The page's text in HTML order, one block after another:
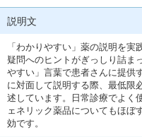
説明文
「わかりやすい」薬の説明を
疑問へのヒントがぎっしり詰ま
やすい」言葉で患者さんに提供
に対面して説明する際、最低限
述しています。日常診療でよく
ェネリック薬品についてもほぼ
効です。